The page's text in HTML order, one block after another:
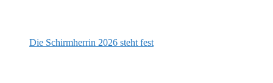
Die Schirmherrin 2026 steht fest